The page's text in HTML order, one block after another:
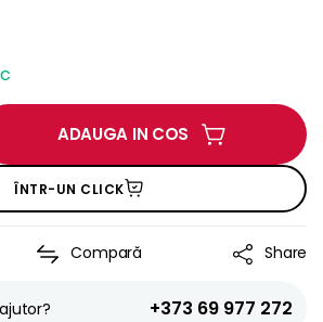
ADAUGA IN COS
ÎNTR-UN CLICK
Compară Share
+373 69 977 272